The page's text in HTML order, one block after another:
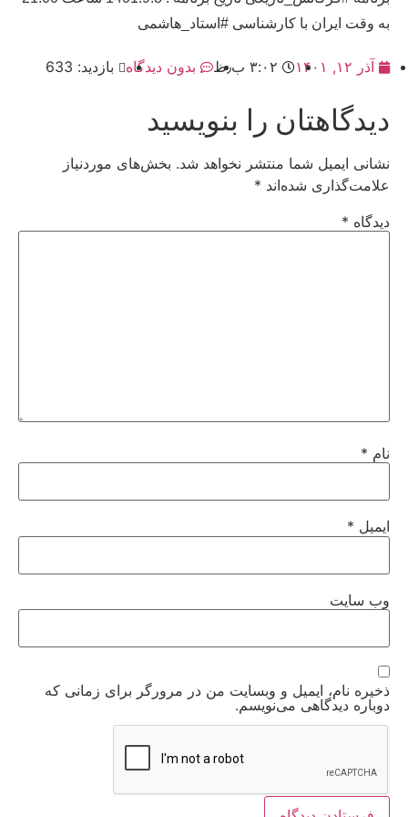
به وقت ایران با کارشناسی #استاد_هاشمی
آذر ۱۲, ۱۴۰۱ ۳:۰۲ ب٫ظ بدون دیدگاه بازدید: 633
دیدگاهتان را بنویسید
نشانی ایمیل شما منتشر نخواهد شد. بخش‌های موردنیاز
علامت‌گذاری شده‌اند *
دیدگاه *
نام *
ایمیل *
وب‌ سایت
ذخیره نام، ایمیل و وبسایت من در مرورگر برای زمانی که
دوباره دیدگاهی می‌نویسم.